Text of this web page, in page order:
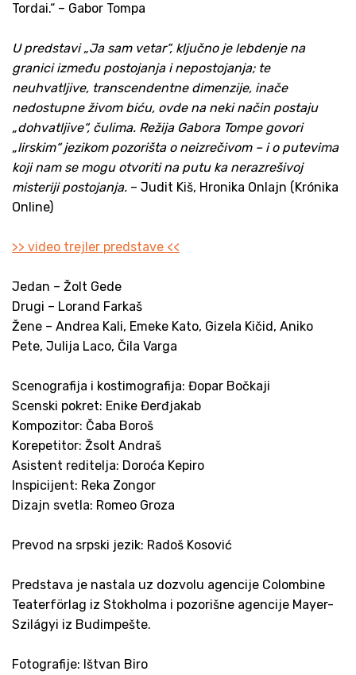
Tordai.“ – Gabor Tompa
U predstavi „Ja sam vetar“, ključno je lebdenje na
granici između postojanja i nepostojanja; te
neuhvatljive, transcendentne dimenzije, inače
nedostupne živom biću, ovde na neki način postaju
„dohvatljive“, čulima. Režija Gabora Tompe govori
„lirskim“ jezikom pozorišta o neizrečivom – i o putevima
koji nam se mogu otvoriti na putu ka nerazrešivoj
misteriji postojanja. – Judit Kiš, Hronika Onlajn (Krónika
Online)
>> video trejler predstave <<
Jedan – Žolt Gede
Drugi – Lorand Farkaš
Žene – Andrea Kali, Emeke Kato, Gizela Kičid, Aniko
Pete, Julija Laco, Čila Varga
Scenografija i kostimografija: Đopar Bočkaji
Scenski pokret: Enike Đerđjakab
Kompozitor: Čaba Boroš
Korepetitor: Žsolt Andraš
Asistent reditelja: Doroća Kepiro
Inspicijent: Reka Zongor
Dizajn svetla: Romeo Groza
Prevod na srpski jezik: Radoš Kosović
Predstava je nastala uz dozvolu agencije Colombine
Teaterförlag iz Stokholma i pozorišne agencije Mayer-
Szilágyi iz Budimpešte.
Fotografije: Ištvan Biro